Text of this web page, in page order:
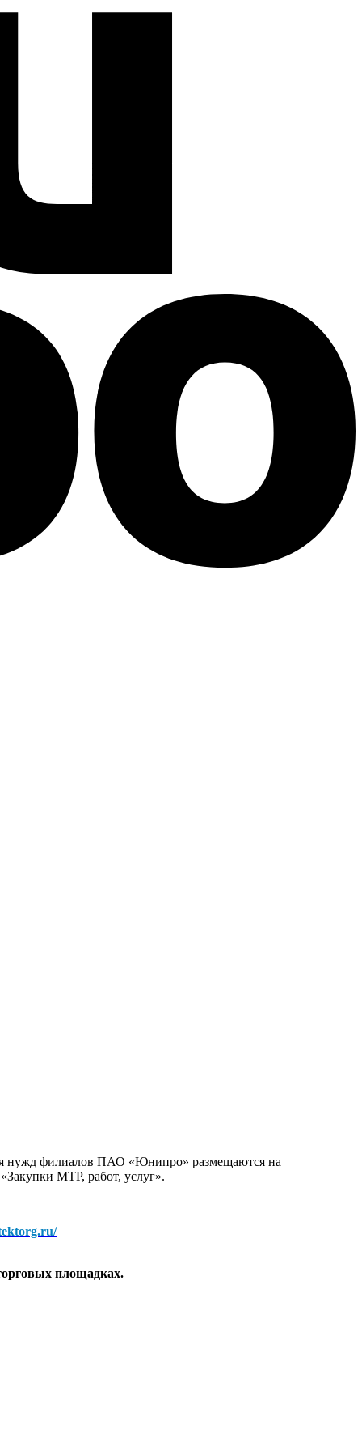
нужд филиалов ПАО «Юнипро» размещаются на
«Закупки МТР, работ, услуг».
площадках.